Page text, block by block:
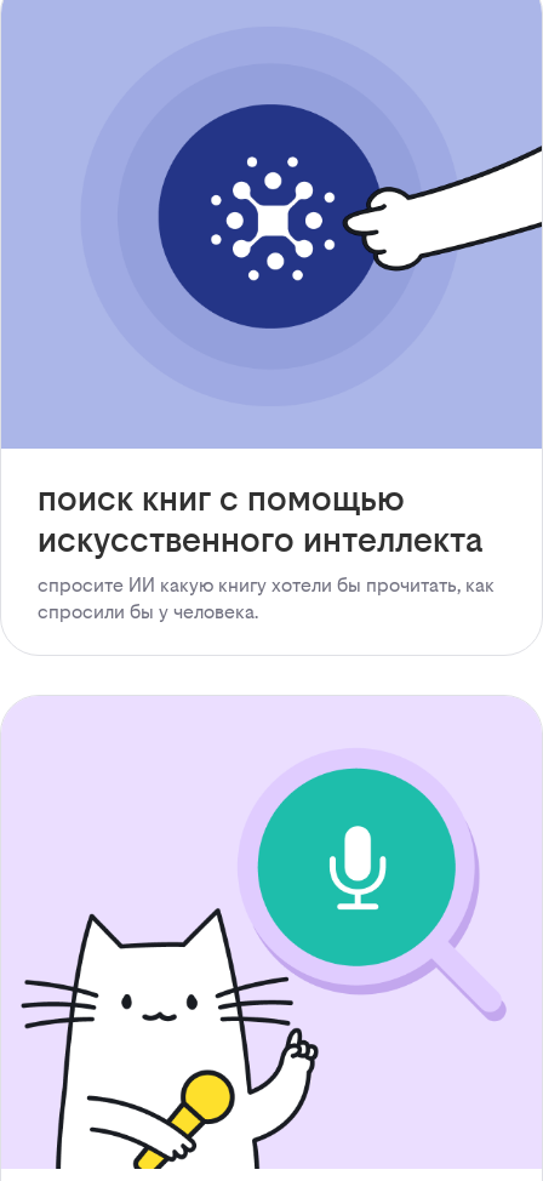
поиск книг с помощью
искусственного интеллекта
спросите ИИ какую книгу хотели бы прочитать, как
спросили бы у человека.